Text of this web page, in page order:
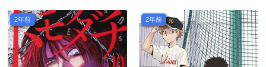
2年前 2年前